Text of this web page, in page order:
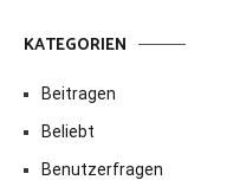
KATEGORIEN
Beitragen
Beliebt
Benutzerfragen